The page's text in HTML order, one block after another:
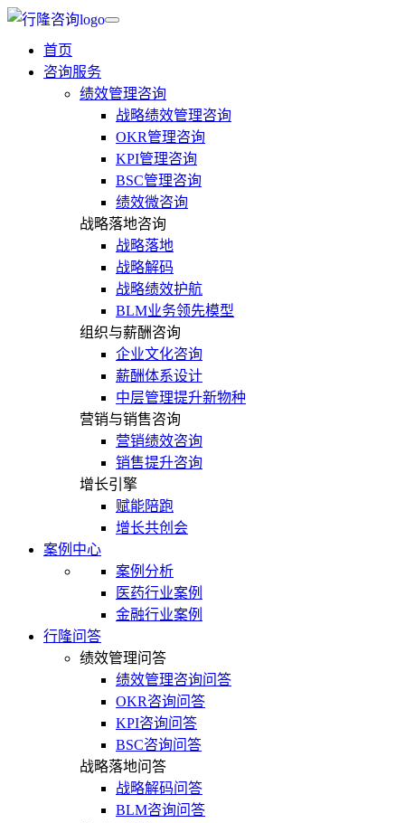
首页
咨询服务
绩效管理咨询
战略绩效管理咨询
OKR管理咨询
KPI管理咨询
BSC管理咨询
绩效微咨询
战略落地咨询
战略落地
战略解码
战略绩效护航
BLM业务领先模型
组织与薪酬咨询
企业文化咨询
薪酬体系设计
中层管理提升新物种
营销与销售咨询
营销绩效咨询
销售提升咨询
增长引擎
赋能陪跑
增长共创会
案例中心
案例分析
医药行业案例
金融行业案例
行隆问答
绩效管理问答
绩效管理咨询问答
OKR咨询问答
KPI咨询问答
BSC咨询问答
战略落地问答
战略解码问答
BLM咨询问答